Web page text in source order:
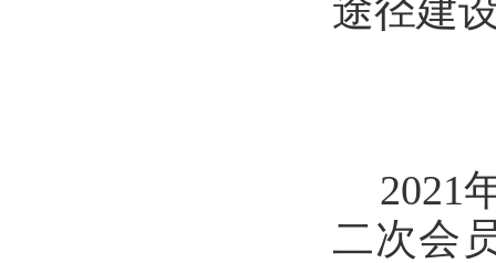
途径建
2021
二次会